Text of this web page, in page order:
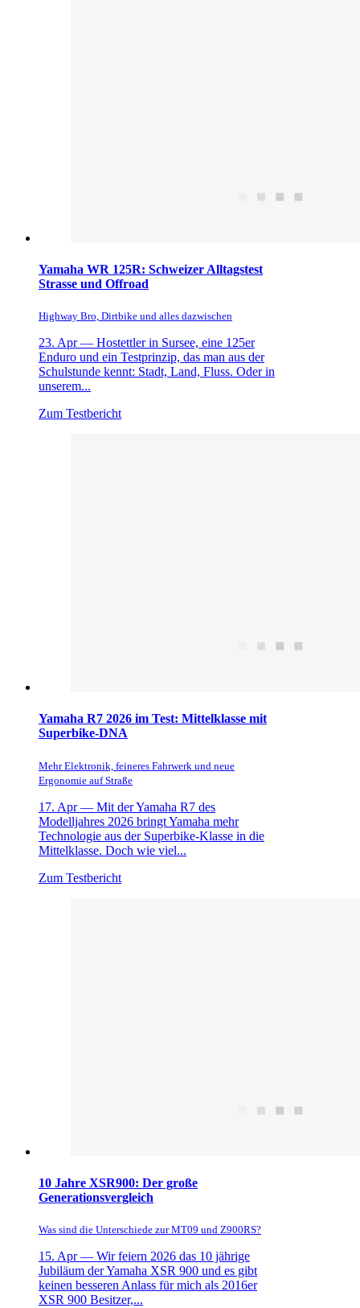
Yamaha WR 125R: Schweizer Alltagstest
Strasse und Offroad
Highway Bro, Dirtbike und alles dazwischen
23. Apr — Hostettler in Sursee, eine 125er
Enduro und ein Testprinzip, das man aus der
Schulstunde kennt: Stadt, Land, Fluss. Oder in
unserem...
Zum Testbericht
Yamaha R7 2026 im Test: Mittelklasse mit
Superbike-DNA
Mehr Elektronik, feineres Fahrwerk und neue
Ergonomie auf Straße
17. Apr — Mit der Yamaha R7 des
Modelljahres 2026 bringt Yamaha mehr
Technologie aus der Superbike-Klasse in die
Mittelklasse. Doch wie viel...
Zum Testbericht
10 Jahre XSR900: Der große
Generationsvergleich
Was sind die Unterschiede zur MT09 und Z900RS?
15. Apr — Wir feiern 2026 das 10 jährige
Jubiläum der Yamaha XSR 900 und es gibt
keinen besseren Anlass für mich als 2016er
XSR 900 Besitzer,...